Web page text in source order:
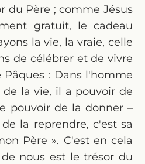
du Père ; comme Jésus
gratuit, le cadeau
la vie, la vraie, celle
de célébrer et de vivre
: Dans l'homme
la vie, il a pouvoir de
pouvoir de la donner –
la reprendre, c'est sa
Père ». C'est en cela
nous est le trésor du